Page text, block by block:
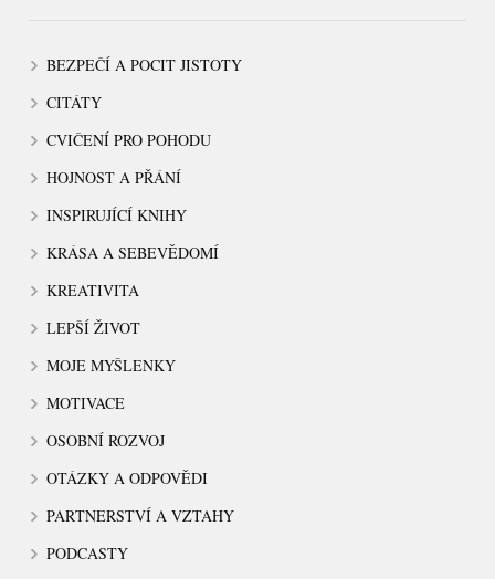
BEZPEČÍ A POCIT JISTOTY
CITÁTY
CVIČENÍ PRO POHODU
HOJNOST A PŘÁNÍ
INSPIRUJÍCÍ KNIHY
KRÁSA A SEBEVĚDOMÍ
KREATIVITA
LEPŠÍ ŽIVOT
MOJE MYŠLENKY
MOTIVACE
OSOBNÍ ROZVOJ
OTÁZKY A ODPOVĚDI
PARTNERSTVÍ A VZTAHY
PODCASTY